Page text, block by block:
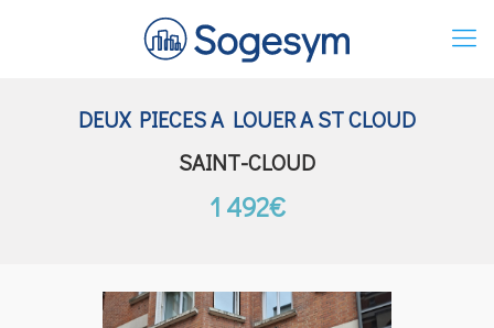
DEUX PIECES A LOUER A ST CLOUD
SAINT-CLOUD
1 492€